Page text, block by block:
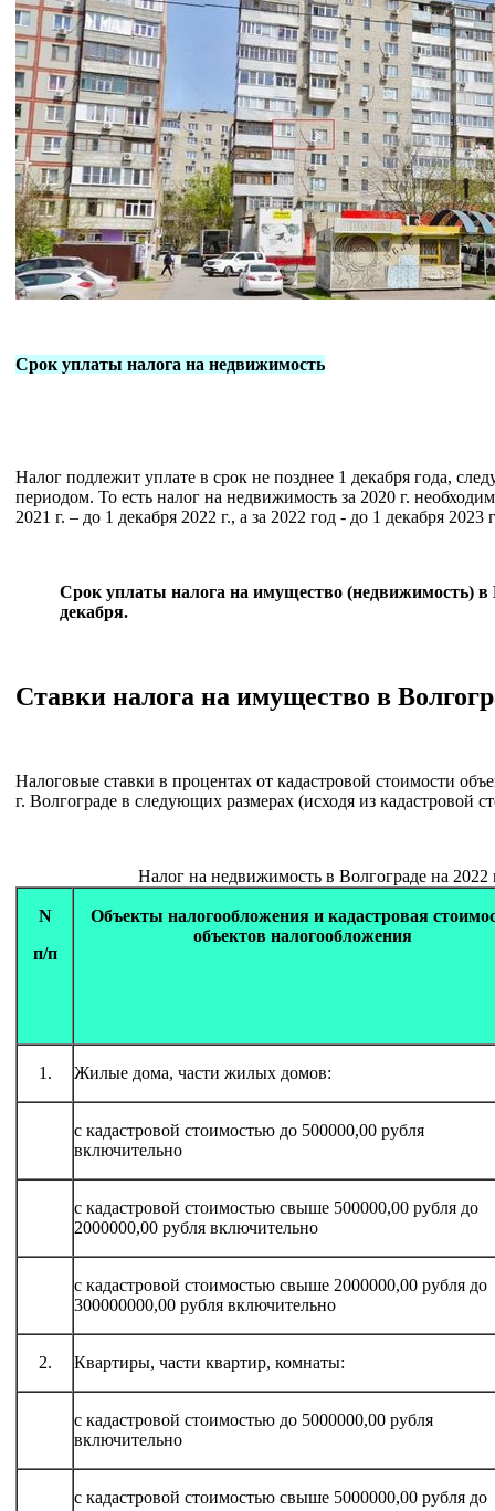
Срок уплаты налога на недвижимость
Налог подлежит уплате в срок не позднее 1 декабря года,
периодом. То есть налог на недвижимость за 2020 г.
2021 г. – до 1 декабря 2022 г., а за 2022 год - до 1 декабря 2023
Срок уплаты налога на имущество (недвижимость) в
декабря.
Ставки налога на имущество в
Налоговые ставки в процентах от кадастровой стоимости
г. Волгограде в следующих размерах (исходя из кадастровой
Налог на недвижимость в Волгограде на 2022
N
п/п
Объекты налогообложения и кадастровая
объектов налогообложения
1. Жилые дома, части жилых домов:
с кадастровой стоимостью до 500000,00 рубля
включительно
с кадастровой стоимостью свыше 500000,00 рубля до
2000000,00 рубля включительно
с кадастровой стоимостью свыше 2000000,00 рубля до
300000000,00 рубля включительно
2. Квартиры, части квартир, комнаты:
с кадастровой стоимостью до 5000000,00 рубля
включительно
с кадастровой стоимостью свыше 5000000,00 рубля до